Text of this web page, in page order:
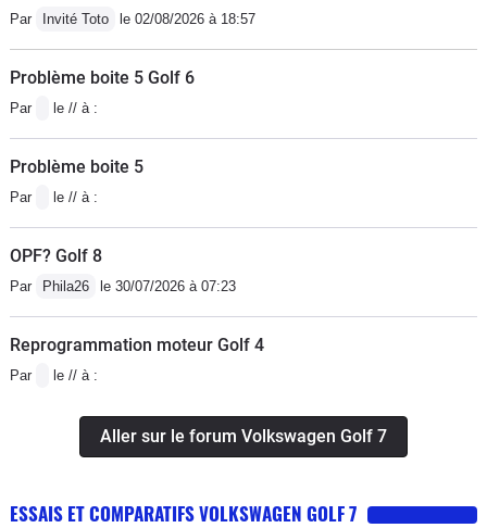
Par Invité Toto le 02/08/2026 à 18:57
Problème boite 5 Golf 6
Par le // à :
Problème boite 5
Par le // à :
OPF? Golf 8
Par Phila26 le 30/07/2026 à 07:23
Reprogrammation moteur Golf 4
Par le // à :
Aller sur le forum Volkswagen Golf 7
ESSAIS ET COMPARATIFS VOLKSWAGEN GOLF 7